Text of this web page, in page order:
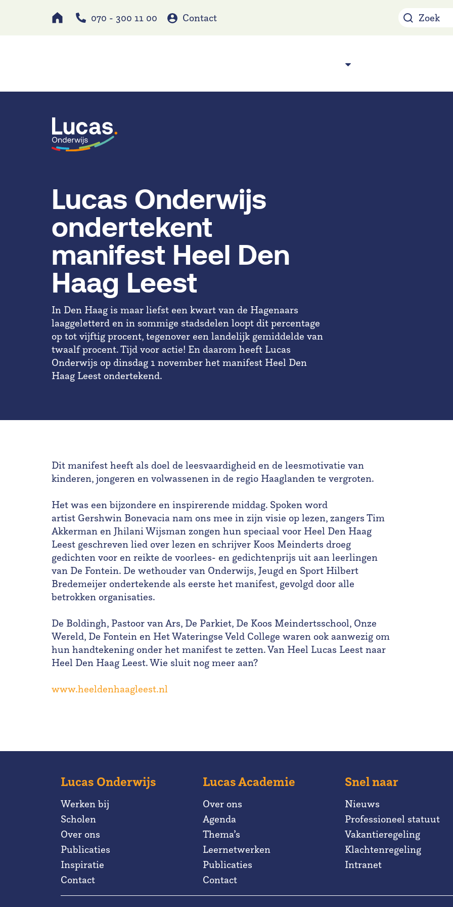
070 - 300 11 00 Contact
Lucas Onderwijs
ondertekent
manifest Heel Den
Haag Leest
In Den Haag is maar liefst een kwart van de Hagenaars
laaggeletterd en in sommige stadsdelen loopt dit percentage
op tot vijftig procent, tegenover een landelijk gemiddelde van
twaalf procent. Tijd voor actie! En daarom heeft Lucas
Onderwijs op dinsdag 1 november het manifest Heel Den
Haag Leest ondertekend.
Dit manifest heeft als doel de leesvaardigheid en de leesmotivatie van
kinderen, jongeren en volwassenen in de regio Haaglanden te vergroten.
Het was een bijzondere en inspirerende middag. Spoken word
artist Gershwin Bonevacia nam ons mee in zijn visie op lezen, zangers Tim
Akkerman en Jhilani Wijsman zongen hun speciaal voor Heel Den Haag
Leest geschreven lied over lezen en schrijver Koos Meinderts droeg
gedichten voor en reikte de voorlees- en gedichtenprijs uit aan leerlingen
van De Fontein. De wethouder van Onderwijs, Jeugd en Sport Hilbert
Bredemeijer ondertekende als eerste het manifest, gevolgd door alle
betrokken organisaties.
De Boldingh, Pastoor van Ars, De Parkiet, De Koos Meindertsschool, Onze
Wereld, De Fontein en Het Wateringse Veld College waren ook aanwezig om
hun handtekening onder het manifest te zetten. Van Heel Lucas Leest naar
Heel Den Haag Leest. Wie sluit nog meer aan?
www.heeldenhaagleest.nl
Lucas Onderwijs
Werken bij
Scholen
Over ons
Publicaties
Inspiratie
Contact
Lucas Academie
Over ons
Agenda
Thema’s
Leernetwerken
Publicaties
Contact
Snel naar
Nieuws
Professioneel statuut
Vakantieregeling
Klachtenregeling
Intranet